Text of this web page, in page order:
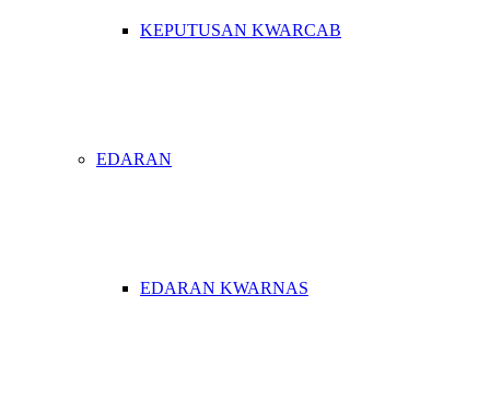
KEPUTUSAN KWARCAB
EDARAN
EDARAN KWARNAS